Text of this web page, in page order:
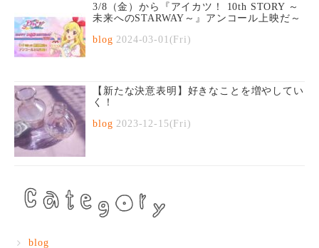
3/8（金）から『アイカツ！ 10th STORY ～
未来へのSTARWAY～』アンコール上映だ～
blog 2024-03-01(Fri)
【新たな決意表明】好きなことを増やしてい
く！
blog 2023-12-15(Fri)
blog